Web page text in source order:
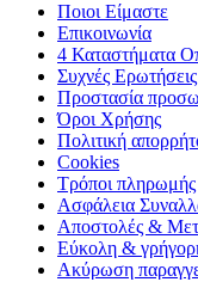
Ποιοι Είμαστε
Επικοινωνία
4 Καταστήματα
Συχνές Ερωτήσεις
Προστασία
Όροι Χρήσης
Πολιτική
Cookies
Τρόποι πληρωμής
Ασφάλεια
Αποστολές &
Εύκολη &
Ακύρωση